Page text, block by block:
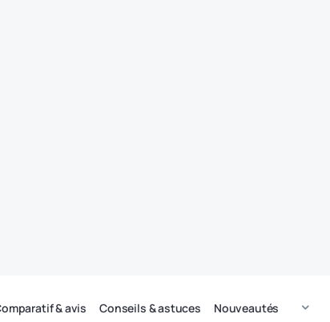
& avis Conseils & astuces Nouveautés